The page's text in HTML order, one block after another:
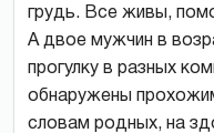
грудь. Все живы,
А двое мужчин в
прогулку в разных
обнаружены
словам родных, на